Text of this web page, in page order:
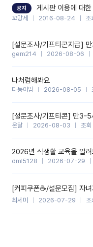
기능을 개발해 주
공지 게시판 이용에 대한
꼬망세 2016-08-24 조
gem214 2026-08-06
나처럼해봐요
다둥이맘 2026-08-05
온달 2026-08-03 조
2026년 식생활 교육을 알
dml5128 2026-07-29
최세미 2026-07-29